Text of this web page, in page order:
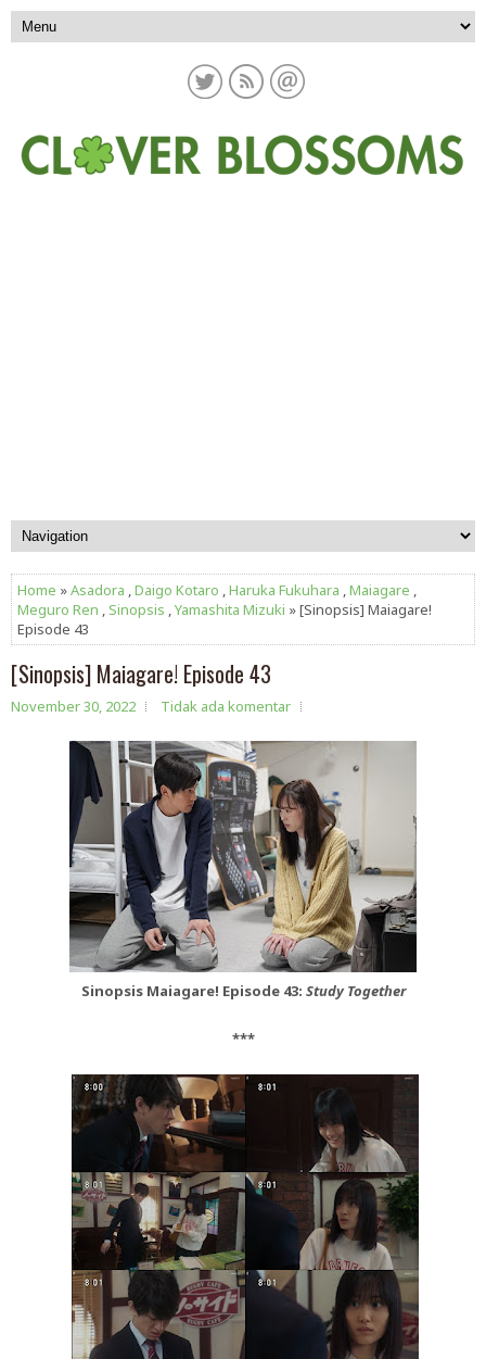
Home »Asadora ,Daigo Kotaro ,Haruka Fukuhara ,Maiagare ,
Meguro Ren , Sinopsis ,Yamashita Mizuki » [Sinopsis] Maiagare!
Episode 43
[Sinopsis] Maiagare! Episode 43
November 30, 2022 Tidak ada komentar
Sinopsis Maiagare! Episode 43: Study Together
***